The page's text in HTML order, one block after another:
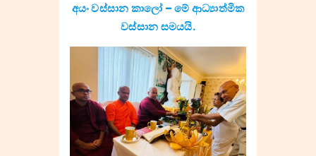
අයං වස්සාන කාලෝ – මේ ආධ්‍යාත්මික
වස්සාන සමයයි.